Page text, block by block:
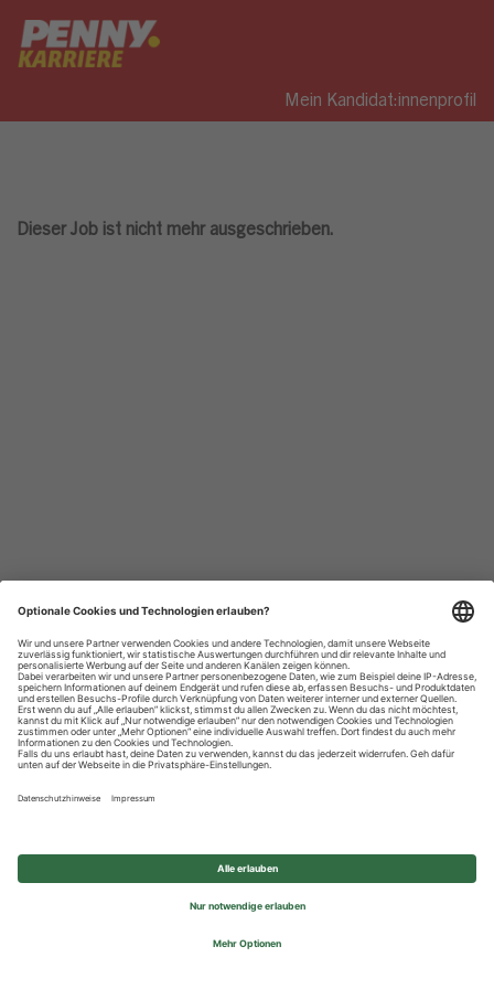
Mein Kandidat:innenprofil
Dieser Job ist nicht mehr ausgeschrieben.
Datenschutzhinweise
Impressum
Privatsphäre-Einstellungen
© 2026 REWE Group - All rights reserved